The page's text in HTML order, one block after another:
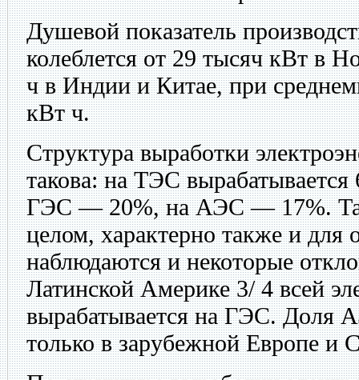
Душевой показатель
колеблется от 29 тысяч кВт в
ч в Индии и Китае, при
кВт ч.
Структура выработки
такова: на ТЭС вырабатывается
ГЭС — 20%, на АЭС — 17%.
целом, характерно также и для
наблюдаются и некоторые
Латинской Америке 3/ 4 всей
вырабатывается на ГЭС. Доля
только в зарубежной Европе и